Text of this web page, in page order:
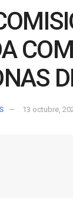
13 octubre,